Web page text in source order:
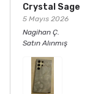
Crystal Sage
5 Mayıs 2026
Nagihan Ç.
Satın Alınmış